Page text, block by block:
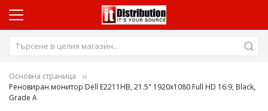
Основна страница
Реновиран монитор Dell E2211HB, 21.5" 1920x1080 Full HD 16:9, Black,
Grade A